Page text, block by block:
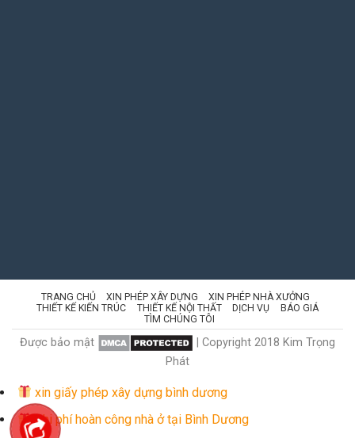
TRANG CHỦ XIN PHÉP XÂY DỰNG
XIN PHÉP NHÀ XƯỞNG
THIẾT KẾ KIẾN TRÚC
THIẾT KẾ NỘI THẤT DỊCH VỤ
BÁO GIÁ
TÌM CHÚNG TÔI
Được bảo mật
| Copyright 2018 Kim Trọng
Phát
xin giấy phép xây dựng bình dương
Chi phí hoàn công nhà ở tại Bình Dương